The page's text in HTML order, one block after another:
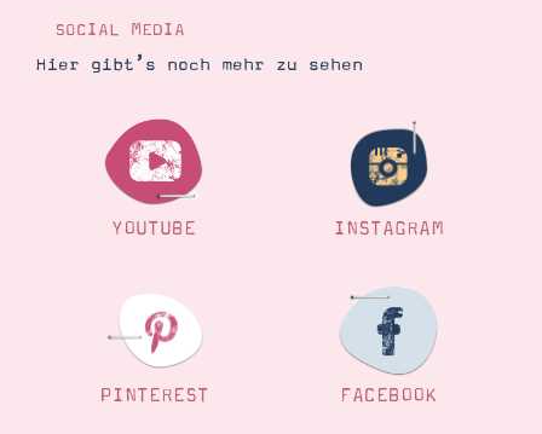
SOCIAL MEDIA
Hier gibt’s noch mehr zu sehen
YOUTUBE INSTAGRAM
PINTEREST FACEBOOK